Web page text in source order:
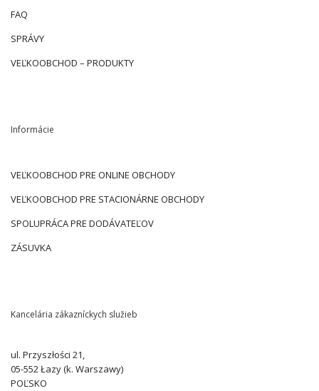
FAQ
SPRÁVY
VEĽKOOBCHOD – PRODUKTY
Informácie
VEĽKOOBCHOD PRE ONLINE OBCHODY
VEĽKOOBCHOD PRE STACIONÁRNE OBCHODY
SPOLUPRÁCA PRE DODÁVATEĽOV
ZÁSUVKA
Kancelária zákazníckych služieb
ul. Przyszłości 21,
05-552 Łazy (k. Warszawy)
POĽSKO